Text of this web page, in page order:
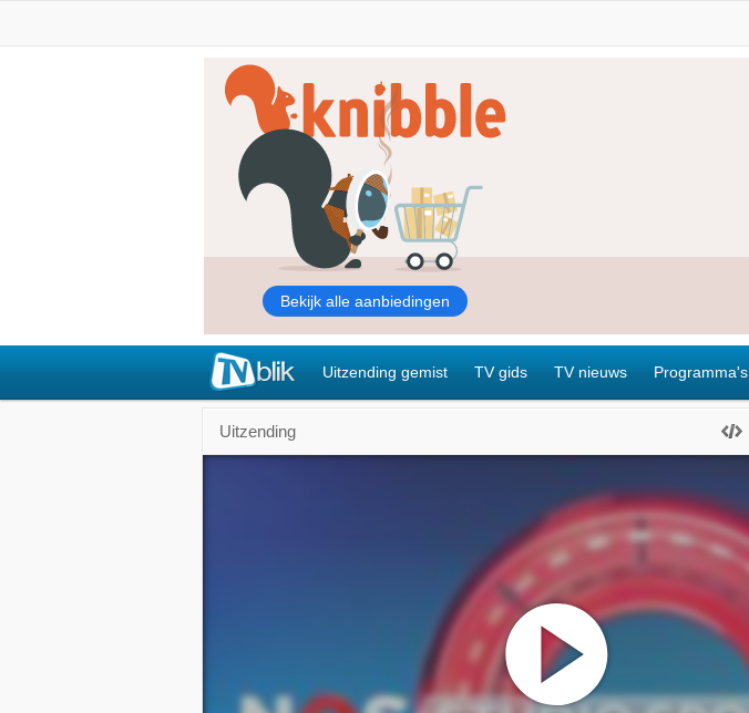
Uitzending gemist TV gids TV nieuws Programma's
Uitzending